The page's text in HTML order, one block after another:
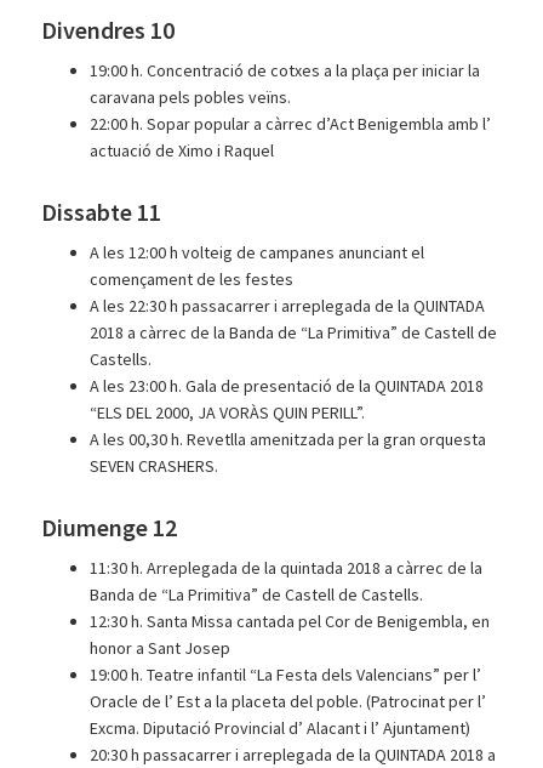
Divendres 10
19:00 h. Concentració de cotxes a la plaça per iniciar la
caravana pels pobles veïns.
22:00 h. Sopar popular a càrrec d’Act Benigembla amb l’
actuació de Ximo i Raquel
Dissabte 11
A les 12:00 h volteig de campanes anunciant el
començament de les festes
A les 22:30 h passacarrer i arreplegada de la QUINTADA
2018 a càrrec de la Banda de “La Primitiva” de Castell de
Castells.
A les 23:00 h. Gala de presentació de la QUINTADA 2018
“ELS DEL 2000, JA VORÀS QUIN PERILL”.
A les 00,30 h. Revetlla amenitzada per la gran orquesta
SEVEN CRASHERS.
Diumenge 12
11:30 h. Arreplegada de la quintada 2018 a càrrec de la
Banda de “La Primitiva” de Castell de Castells.
12:30 h. Santa Missa cantada pel Cor de Benigembla, en
honor a Sant Josep
19:00 h. Teatre infantil “La Festa dels Valencians” per l’
Oracle de l’ Est a la placeta del poble. (Patrocinat per l’
Excma. Diputació Provincial d’ Alacant i l’ Ajuntament)
20:30 h passacarrer i arreplegada de la QUINTADA 2018 a